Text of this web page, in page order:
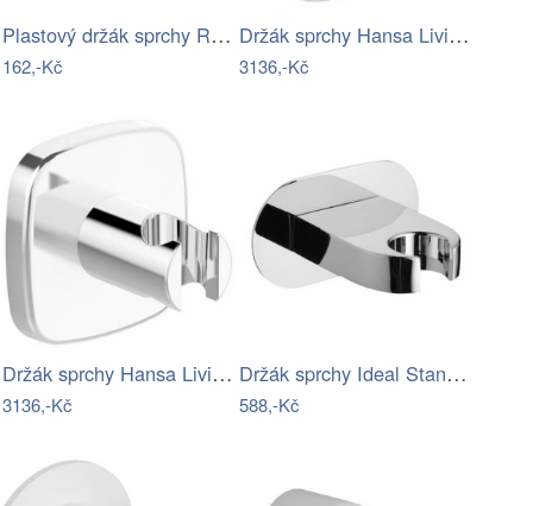
Plastový držák sprchy Ravak, černý…
162,-Kč
Držák sprchy Hansa Living pevný chrom…
3136,-Kč
Držák sprchy Hansa Living pevný chrom…
3136,-Kč
Držák sprchy Ideal Standard Idealrain…
588,-Kč